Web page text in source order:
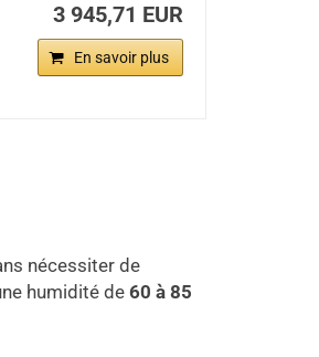
3 945,71 EUR
En savoir plus
nécessiter de
humidité de60 à 85